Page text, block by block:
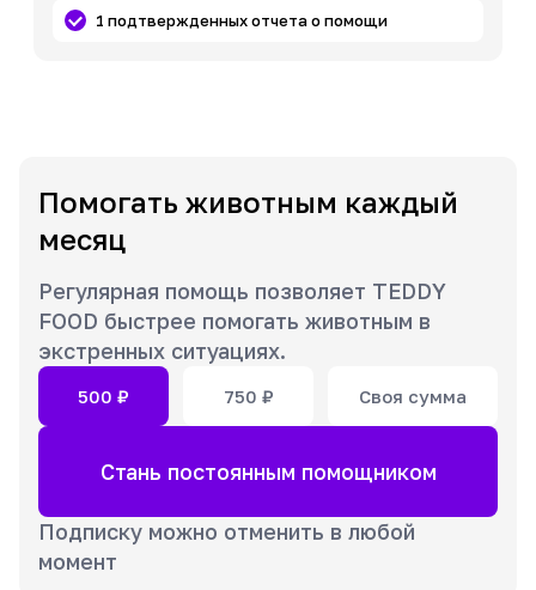
1 подтвержденных отчета о помощи
Помогать животным каждый
месяц
Регулярная помощь позволяет TEDDY
FOOD быстрее помогать животным в
экстренных ситуациях.
500 ₽ 750 ₽ Своя сумма
Стань постоянным помощником
Подписку можно отменить в любой
момент